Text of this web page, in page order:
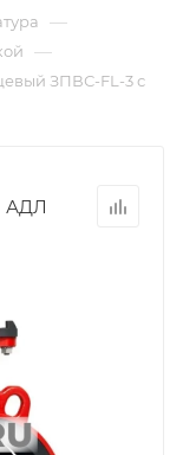
—
—
ЗПВС-FL-3 с
АДЛ